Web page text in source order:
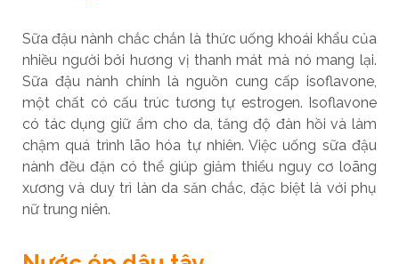
Sữa đậu nành chắc chắn là thức uống khoái khẩu của
nhiều người bởi hương vị thanh mát mà nó mang lại.
Sữa đậu nành chính là nguồn cung cấp isoflavone,
một chất có cấu trúc tương tự estrogen. Isoflavone
có tác dụng giữ ẩm cho da, tăng độ đàn hồi và làm
chậm quá trình lão hóa tự nhiên. Việc uống sữa đậu
nành đều đặn có thể giúp giảm thiểu nguy cơ loãng
xương và duy trì làn da săn chắc, đặc biệt là với phụ
nữ trung niên.